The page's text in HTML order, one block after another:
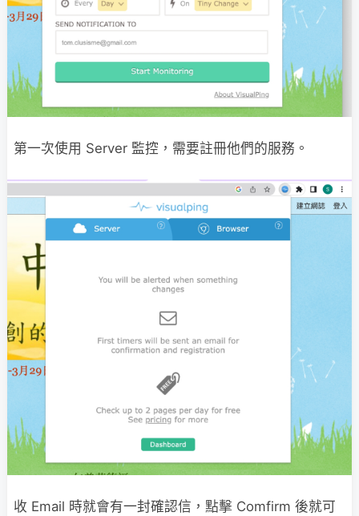
第一次使用 Server 監控，需要註冊他們的服務。
收 Email 時就會有一封確認信，點擊 Comfirm 後就可